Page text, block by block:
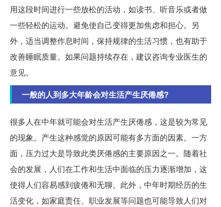
用这段时间进行一些放松的活动，如读书、听音乐或者做
一些轻松的运动。避免使自己变得更加焦虑和担心。另
外，适当调整作息时间，保持规律的生活习惯，也有助于
改善睡眠质量。如果问题持续存在，建议咨询专业医生的
意见。
一般的人到多大年龄会对生活产生厌倦感?
很多人在中年就可能会对生活产生厌倦感，这是较为常见
的现象。产生这种感觉的原因可能有多方面的因素。一方
面，压力过大是导致此类厌倦感的主要原因之一。随着社
会的发展，人们在工作和生活中面临的压力逐渐增加，这
使得人们容易感到疲倦和无聊。此外，中年时期经历的生
活变化，如家庭责任、职业发展等问题也可能导致人们对